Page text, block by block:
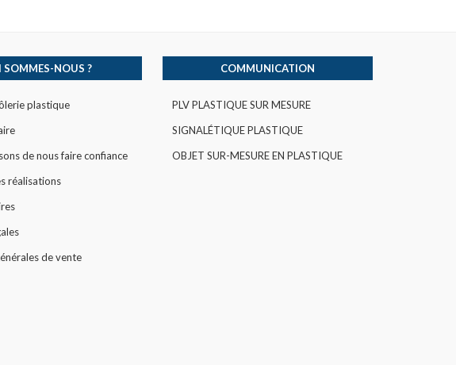
SOMMES-NOUS ?
plastique
de nous faire confiance
réalisations
de vente
COMMUNICATION
PLV PLASTIQUE SUR MESURE
SIGNALÉTIQUE PLASTIQUE
OBJET SUR-MESURE EN PLASTIQUE